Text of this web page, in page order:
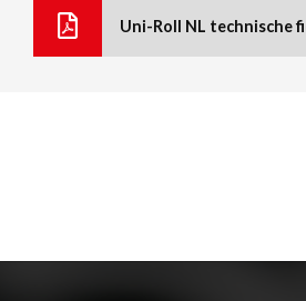
Uni-Roll NL technische